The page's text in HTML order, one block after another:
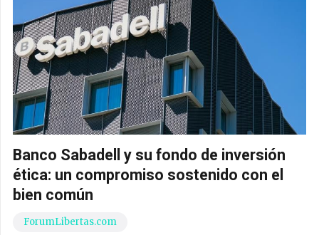
Banco Sabadell y su fondo de inversión
ética: un compromiso sostenido con el
bien común
ForumLibertas.com